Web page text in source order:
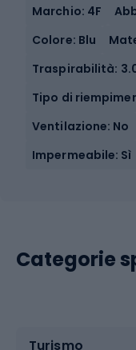
Marchio: 4F
Colore: Blu
Traspirabilità:
Tipo di
Ventilazione: No
Impermeabile: Sì
Categorie
Turismo